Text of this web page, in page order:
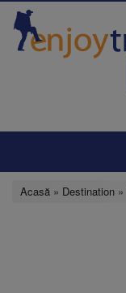
Mergi
conţinutul
principal
Acasă » Destination »